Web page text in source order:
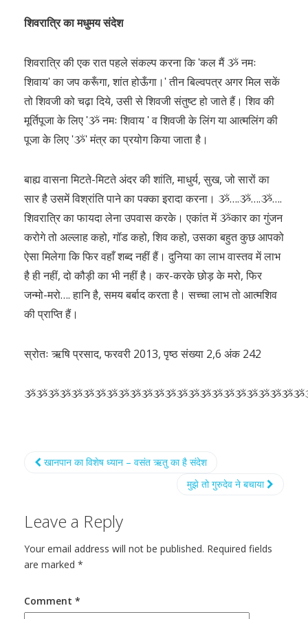
शिवरात्रि का मधुमय संदेश
शिवरात्रि की एक रात पहले संकल्प करना कि ʹकल मैं ૐ नमः
शिवायʹ का जप करूँगा, शांत होऊँगा।ʹ तीन बिल्वपत्र अगर मिल सकें
तो शिवजी को चढ़ा दिये, उसी से शिवजी संतुष्ट हो जाते हैं। शिव की
मूर्तिपूजा के लिए ʹૐ नमः शिवाय ʹ व शिवजी के लिंग या आत्मलिंग की
पूजा के लिए ʹૐʹ मंत्र का प्रयोग किया जाता है।
बाह्य वासना मिटते-मिटते अंदर की शांति, माधुर्य, सुख, जो सारों का
सार है उसमें विश्रांति पाने का पक्का इरादा करना। ૐ….ૐ….ૐ….
शिवरात्रि का फायदा लेना उपवास करके। एकांत में ૐकार का गुंजन
करोगे तो अल्लाह कहो, गॉड कहो, शिव कहो, उसका बहुत कुछ आपको
ऐसा मिलेगा कि फिर वहाँ शब्द नहीं हैं। दुनिया का लाभ वास्तव में लाभ
है ही नहीं, दो कौड़ी का भी नहीं है। कर-करके छोड़ के मरो, फिर
जन्मो-मरो…. हानि है, समय बर्बाद करता है। सच्चा लाभ तो आत्मशिव
की प्राप्ति हैं।
स्रोतः ऋषि प्रसाद, फरवरी 2013, पृष्ठ संख्या 2,6 अंक 242
खानपान का विशेष ध्यान – वसंत ऋतु का है संदेश
मुझे तो गुरुदेव ने बचाया
Leave a Reply
Your email address will not be published. Required fields
are marked *
Comment *